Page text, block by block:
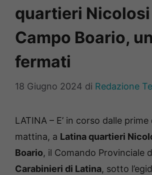
quartieri Nicolosi
Campo Boario,
fermati
18 Giugno 2024 di Redazione
LATINA – E’ in corso dalle
mattina, a Latina quartieri
Boario, il Comando Provinciale
Carabinieri di Latina, sotto